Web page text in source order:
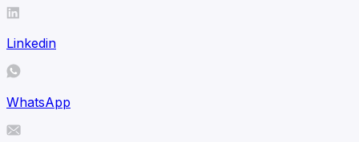
Linkedin
WhatsApp